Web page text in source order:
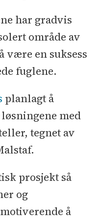
har gradvis
område av
være en suksess
fuglene.
planlagt å
med
tegnet av
prosjekt så
og
å